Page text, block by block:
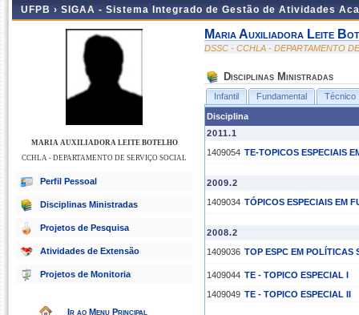
UFPB › SIGAA - Sistema Integrado de Gestão de Atividades
MARIA AUXILIADORA LEITE BOTELHO
CCHLA - DEPARTAMENTO DE SERVIÇO SOCIAL
Perfil Pessoal
Disciplinas Ministradas
Projetos de Pesquisa
Atividades de Extensão
Projetos de Monitoria
Ir ao Menu Principal
Maria Auxiliadora Leite
DSSC - CCHLA - DEPARTAMENTO
Disciplinas Ministradas
Infantil Fundamental Técnico
Disciplina
2011.1
1409054 TE-TOPICOS ESPECIAIS
2009.2
1409034 TÓPICOS ESPECIAIS EM
2008.2
1409036 TOP ESPC EM POLÍTICAS
1409044 TE - TOPICO ESPECIAL I
1409049 TE - TOPICO ESPECIAL II